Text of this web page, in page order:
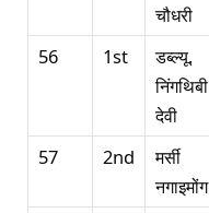
चौधरी
56 1st
डब्ल्यू.
निंगथिबी
देवी
57 2nd
मर्सी
नगाइमोंग